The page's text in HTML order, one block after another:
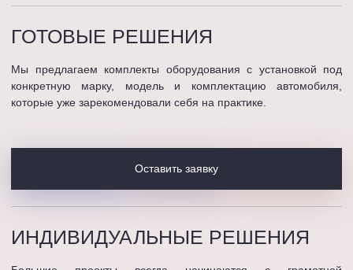
ГОТОВЫЕ РЕШЕНИЯ
Мы предлагаем комплекты оборудования с установкой под
конкретную марку, модель и комплектацию автомобиля,
которые уже зарекомендовали себя на практике.
Оставить заявку
ИНДИВИДУАЛЬНЫЕ РЕШЕНИЯ